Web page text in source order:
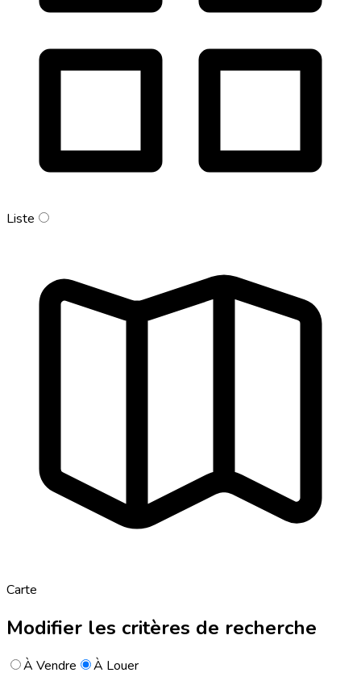
Liste
Carte
Modifier les critères de recherche
À Vendre
À Louer